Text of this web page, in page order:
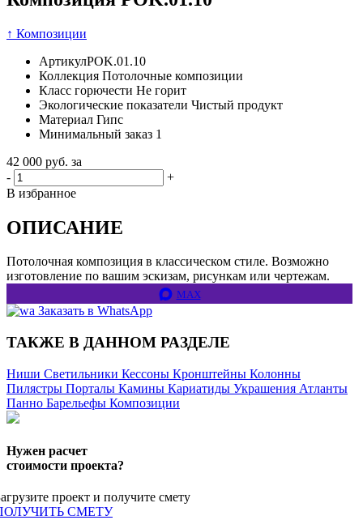
↑ Композиции
АртикулPOK.01.10
Коллекция Потолочные композиции
Класс горючести Не горит
Экологические показатели Чистый продукт
Материал Гипс
Минимальный заказ 1
42 000 руб. за
-
+
В избранное
ОПИСАНИЕ
Потолочная композиция в классическом стиле. Возможно
изготовление по вашим эскизам, рисункам или чертежам.
MAX
Заказать в WhatsApp
ТАКЖЕ В ДАННОМ РАЗДЕЛЕ
Ниши Светильники Кессоны Кронштейны Колонны
Пилястры Порталы Камины Кариатиды Украшения Атланты
Панно Барельефы Композиции
Нужен расчет
стоимости проекта?
проект и получите смету
СМЕТУ